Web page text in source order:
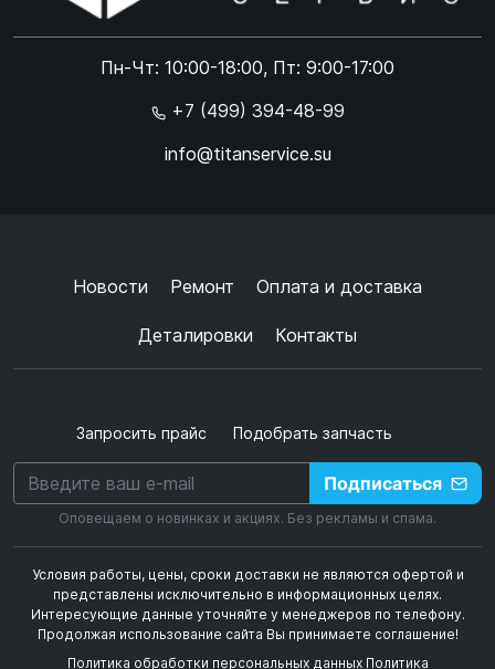
Пн-Чт: 10:00-18:00, Пт: 9:00-17:00
+7 (499) 394-48-99
info@titanservice.su
Новости Ремонт Оплата и доставка
Деталировки Контакты
Запросить прайс Подобрать запчасть
Подписаться
Оповещаем о новинках и акциях. Без рекламы и спама.
Условия работы, цены, сроки доставки не являются офертой и
представлены исключительно в информационных целях.
Интересующие данные уточняйте у менеджеров по телефону.
Продолжая использование сайта Вы принимаете соглашение!
Политика обработки персональных данных Политика
Online чат